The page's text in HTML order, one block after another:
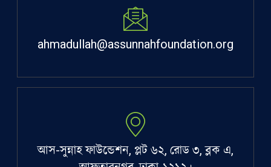
ahmadullah@assunnahfoundation.org
আস-সুন্নাহ ফাউন্ডেশন, প্লট ৬২, রোড ৩, ব্লক এ,